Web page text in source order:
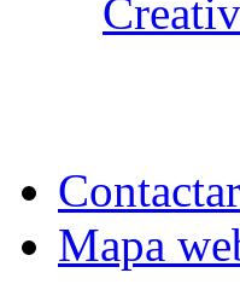
Contactar
Mapa